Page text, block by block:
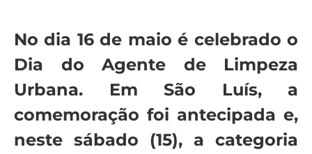
No dia 16 de maio é celebrado o
Dia do Agente de Limpeza
Urbana. Em São Luís, a
comemoração foi antecipada e,
neste sábado (15), a categoria